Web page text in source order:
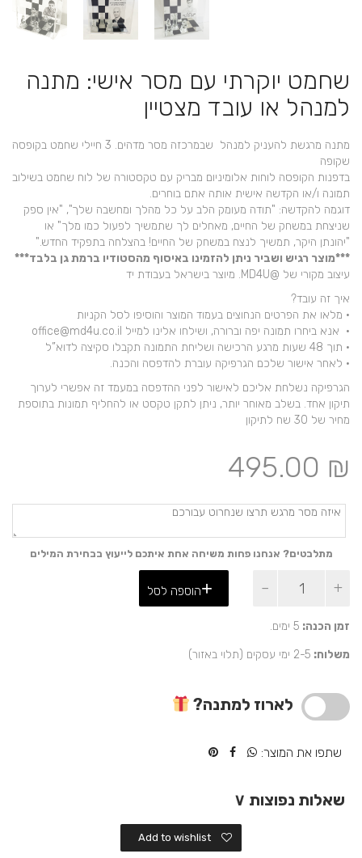
שחמט יוקרתי עם מסר אישי: מתנה
למנהל או עובד מצטיין
מתנה מרגשת להעניק למנהל שבמרכזה מסר מדהים. 3 חיילי שחמט בקופסה
שקופה
בדפנות הקופסה לוחות אלומיניום מבריק עם טקסטורה של לוח שחמט בשילוב
תמונה ו/או הקדשה אישית אותה אתם בוחרים.
דוגמה להקדשה: "תודה מעומק הלב על כל מהלך ומחשבה שלך", "אין ספק
שניצחת במשחק של החיים, מאחלים לך שתמשיך לפעול כמו מלך" או
"יהונתן היקר, תמשיך לנצח במשחק של החיים! בהצלחה בתפקיד החדש."
***מוצר רגיש ושביר ניתן להזמינו באיסוף מהסטודיו ברמת גן בלבד***
עיצוב מקורי של @MD4U. מיוצר בישראל בעבודת יד
איך זה עובד?
• מלאו את הפרטים הנחוצים בעמוד המוצר והוסיפו לסל הקניות
• אנא ביחרו תמונה יפה וברורה, ושילחו אלינו למייל office@md4u.co.il
• תוך 48 שעות מרגע הרכישה ושליחת התמונה תקבלו סקיצה לדוא”ל
• לאחר אישור שלכם הגרפיקה עוברת להדפסה והכנה.
הגרפיקה נשלחת אליכם לאישור לפני ההדפסה במעמד זה אפשרי לערוך
תיקון אחד. בשלב מאוחר יותר, ניתן לתקן טקסט או להחליף תמונות בתוספת
מחיר של 30 שח לתיקון
495.00 ₪
מתלבטים? אנחנו פחות משיחה אחת איתכם לייעוץ בבחירת המילים
של
למנהל
עובד
שחמט
עם
מיוחד
הוספה לסל
זמן הכנה: 5 ימים.
משלוח: 2-5 ימי עסקים (תלוי באזור)
לארוז למתנה?
שתפו את המוצר:
שאלות נפוצות ∨
Add to wishlist